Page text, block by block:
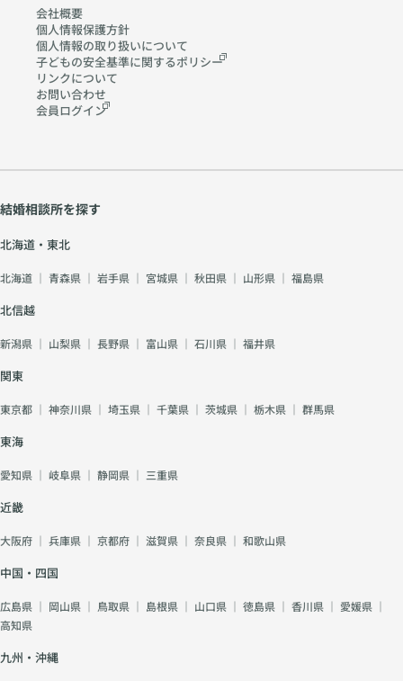
会社概要
個人情報保護方針
個人情報の取り扱いについて
子どもの安全基準に関するポリシー
リンクについて
お問い合わせ
会員ログイン
結婚相談所を探す
北海道・東北
北海道 ｜ 青森県 ｜ 岩手県 ｜ 宮城県 ｜ 秋田県 ｜ 山形県 ｜ 福島県
北信越
新潟県 ｜ 山梨県 ｜ 長野県 ｜ 富山県 ｜ 石川県 ｜ 福井県
関東
東京都 ｜ 神奈川県 ｜ 埼玉県 ｜ 千葉県 ｜ 茨城県 ｜ 栃木県 ｜ 群馬県
東海
愛知県 ｜ 岐阜県 ｜ 静岡県 ｜ 三重県
近畿
大阪府 ｜ 兵庫県 ｜ 京都府 ｜ 滋賀県 ｜ 奈良県 ｜ 和歌山県
中国・四国
広島県 ｜ 岡山県 ｜ 鳥取県 ｜ 島根県 ｜ 山口県 ｜ 徳島県 ｜ 香川県 ｜ 愛媛県 ｜
高知県
九州・沖縄